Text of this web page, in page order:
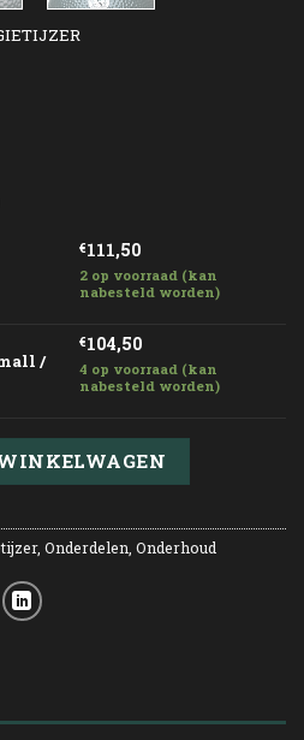
€111,50
€111,50
2 op voorraad (kan
nabesteld worden)
aantal
/
€104,50
4 op voorraad (kan
nabesteld worden)
, Onderdelen Onderhoud